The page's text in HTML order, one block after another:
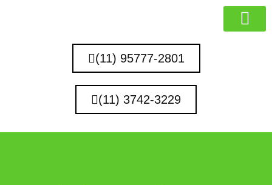
(11) 95777-2801
(11) 3742-3229